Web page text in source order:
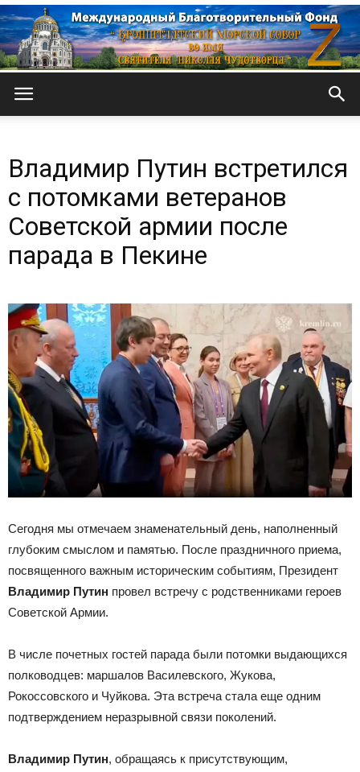
Морской
собор
Владимир Путин встретился
с потомками ветеранов
Советской армии после
парада в Пекине
Сегодня мы отмечаем знаменательный день, наполненный
глубоким смыслом и памятью. После праздничного приема,
посвященного важным историческим событиям, Президент
Владимир Путин провел встречу с родственниками героев
Советской Армии.
В числе почетных гостей парада были потомки выдающихся
полководцев: маршалов Василевского, Жукова,
Рокоссовского и Чуйкова. Эта встреча стала еще одним
подтверждением неразрывной связи поколений.
Владимир Путин, обращаясь к присутствующим,